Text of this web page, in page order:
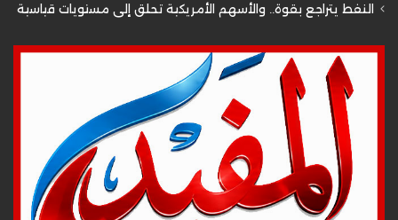
النفط يتراجع بقوة.. والأسهم الأمريكية تحلق إلى مستويات قياسية